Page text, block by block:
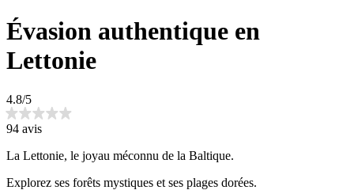
Évasion authentique en
Lettonie
4.8/5
94 avis
La Lettonie, le joyau méconnu de la Baltique.
Explorez ses forêts mystiques et ses plages dorées.